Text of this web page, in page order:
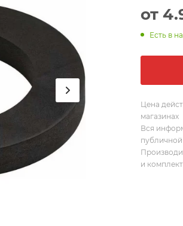
от
Есть в
Цена
магазинах
Вся
публичной
и